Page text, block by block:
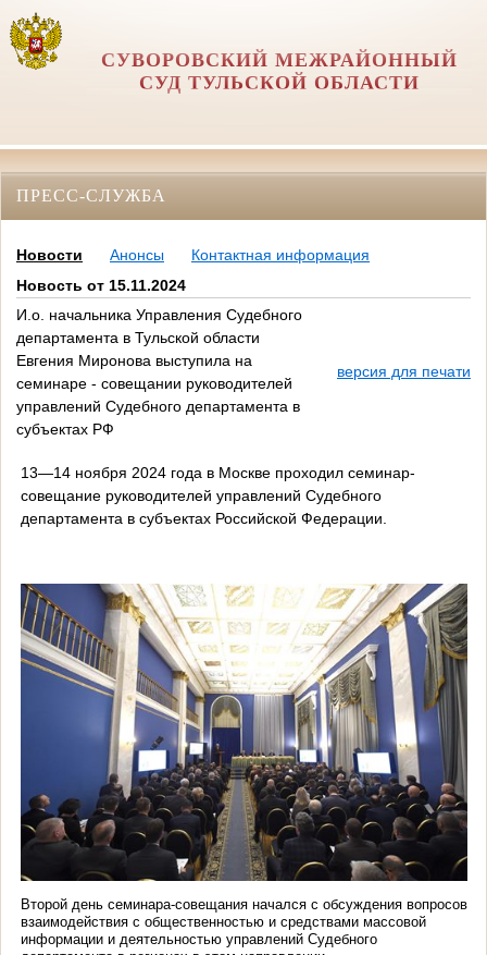
СУВОРОВСКИЙ МЕЖРАЙОННЫЙ
СУД ТУЛЬСКОЙ ОБЛАСТИ
ПРЕСС-СЛУЖБА
Новости Анонсы
Контактная информация
Новость от 15.11.2024
И.о. начальника Управления Судебного
департамента в Тульской области
Евгения Миронова выступила на
семинаре - совещании руководителей
управлений Судебного департамента в
субъектах РФ
версия для печати
13—14 ноября 2024 года в Москве проходил семинар-
совещание руководителей управлений Судебного
департамента в субъектах Российской Федерации.
Второй день семинара-совещания начался с обсуждения вопросов
взаимодействия с общественностью и средствами массовой
информации и деятельностью управлений Судебного